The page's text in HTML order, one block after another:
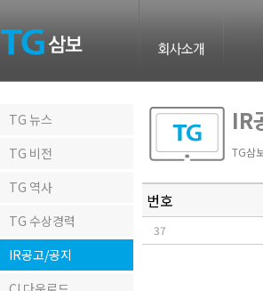
TG 뉴스
TG 비전
TG 역사
TG 수상경력
IR공고/공지
IR
TG삼
번호
37